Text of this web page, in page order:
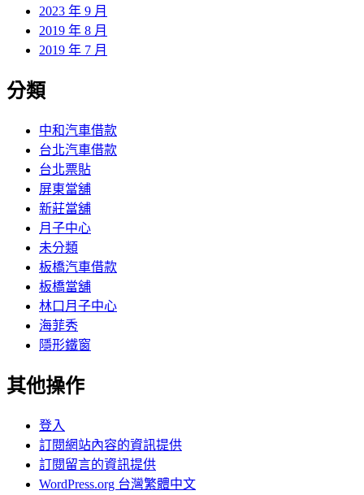
2023 年 9 月
2019 年 8 月
2019 年 7 月
分類
中和汽車借款
台北汽車借款
台北票貼
屏東當舖
新莊當舖
月子中心
未分類
板橋汽車借款
板橋當舖
林口月子中心
海菲秀
隱形鐵窗
其他操作
登入
訂閱網站內容的資訊提供
訂閱留言的資訊提供
WordPress.org 台灣繁體中文